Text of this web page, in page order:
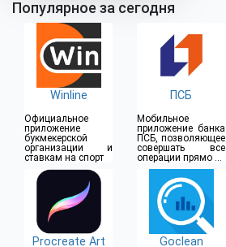
Популярное за сегодня
Winline
Официальное
приложение
букмекерской
организации и
ставкам на спорт
ПСБ
Мобильное
приложение банка
ПСБ, позволяющее
совершать все
операции прямо из
дома
Procreate Art Goclean